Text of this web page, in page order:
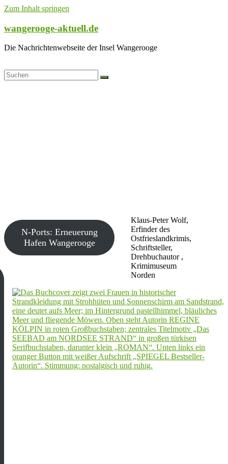
Zum Inhalt springen
wangerooge-aktuell.de
Die Nachrichtenwebseite der Insel Wangerooge
Klaus-Peter Wolf,
Erfinder des
Ostfrieslandkrimis,
Schriftsteller,
Drehbuchautor ,
Krimimuseum
Norden
N-Ports: Erneuerung
Hafen Wangerooge